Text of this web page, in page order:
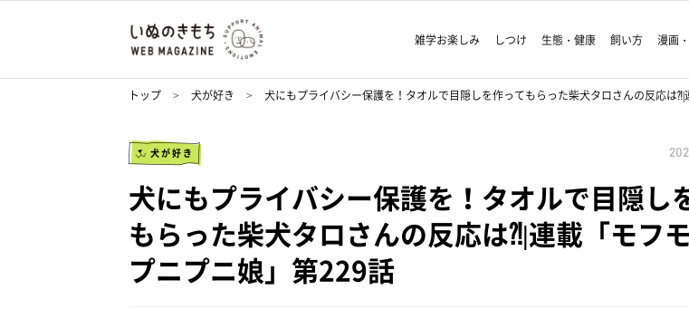
雑学お楽しみ しつけ 生態・健康 飼い方 漫画
トップ 犬が好き 犬にもプライバシー保護を！タオルで目隠しを作ってもらった柴犬タロさんの反応は
犬が好き
犬にもプライバシー保護を！タオルで目隠し
もらった柴犬タロさんの反応は⁈|連載「モフ
プニプニ娘」第229話